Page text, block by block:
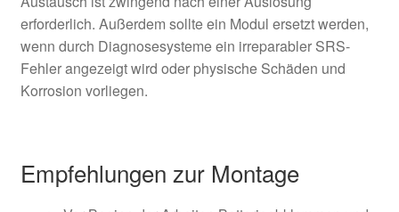
erforderlich. Außerdem sollte ein Modul ersetzt werden,
wenn durch Diagnosesysteme ein irreparabler SRS-
Fehler angezeigt wird oder physische Schäden und
Korrosion vorliegen.
Empfehlungen zur Montage